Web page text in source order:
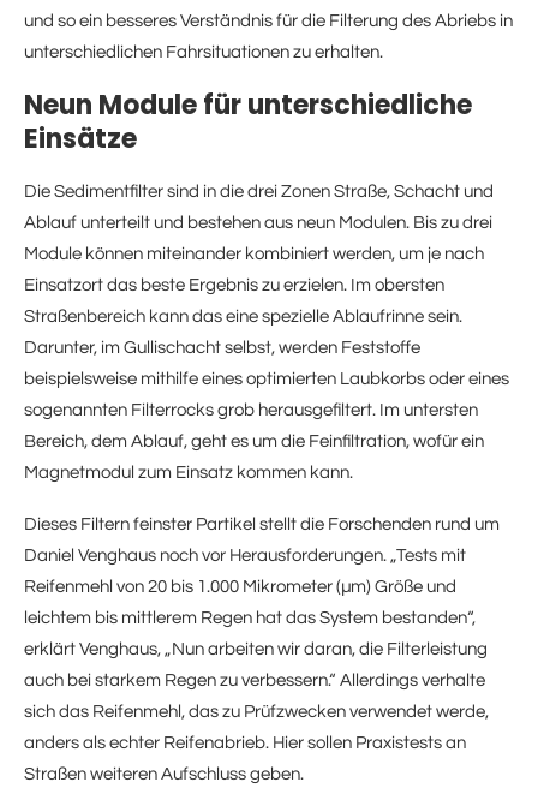
und so ein besseres Verständnis für die Filterung des Abriebs in
unterschiedlichen Fahrsituationen zu erhalten.
Neun Module für unterschiedliche
Einsätze
Die Sedimentfilter sind in die drei Zonen Straße, Schacht und
Ablauf unterteilt und bestehen aus neun Modulen. Bis zu drei
Module können miteinander kombiniert werden, um je nach
Einsatzort das beste Ergebnis zu erzielen. Im obersten
Straßenbereich kann das eine spezielle Ablaufrinne sein.
Darunter, im Gullischacht selbst, werden Feststoffe
beispielsweise mithilfe eines optimierten Laubkorbs oder eines
sogenannten Filterrocks grob herausgefiltert. Im untersten
Bereich, dem Ablauf, geht es um die Feinfiltration, wofür ein
Magnetmodul zum Einsatz kommen kann.
Dieses Filtern feinster Partikel stellt die Forschenden rund um
Daniel Venghaus noch vor Herausforderungen. „Tests mit
Reifenmehl von 20 bis 1.000 Mikrometer (µm) Größe und
leichtem bis mittlerem Regen hat das System bestanden“,
erklärt Venghaus, „Nun arbeiten wir daran, die Filterleistung
auch bei starkem Regen zu verbessern.“ Allerdings verhalte
sich das Reifenmehl, das zu Prüfzwecken verwendet werde,
anders als echter Reifenabrieb. Hier sollen Praxistests an
Straßen weiteren Aufschluss geben.